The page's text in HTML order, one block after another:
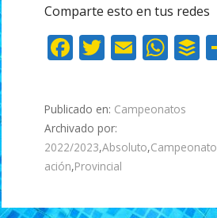
Comparte esto en tus redes
F
e
b
o
o
k
T
itt
er
E
ai
l
W
at
s
A
p
B
Publicado en: Campeonatos
Archivado por:
2022/2023,Absoluto,Campeonato
ación,Provincial